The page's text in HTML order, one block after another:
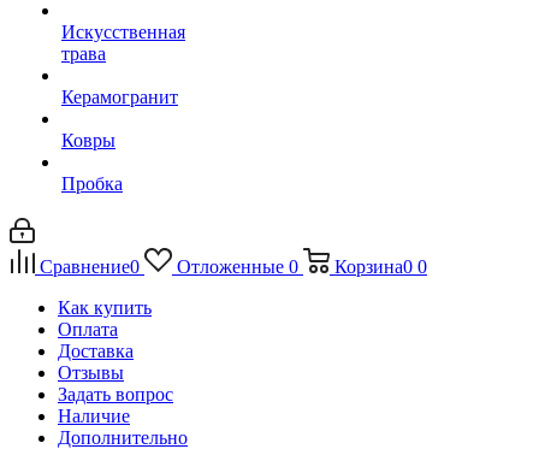
Искусственная
трава
Керамогранит
Ковры
Пробка
Сравнение0 Отложенные 0 Корзина0 0
Как купить
Оплата
Доставка
Отзывы
Задать вопрос
Наличие
Дополнительно